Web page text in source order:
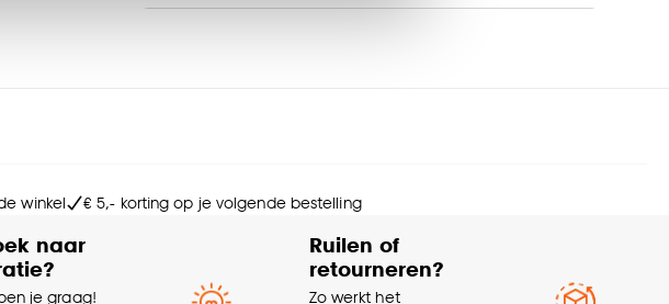
om bepaalde cookies wel of niet te
thuis je
op dat de
Rolgordijn lichtdoorlatend
winkel € 5,- korting op je volgende bestelling
naar
je graag!
Ruilen of
retourneren?
Zo werkt het